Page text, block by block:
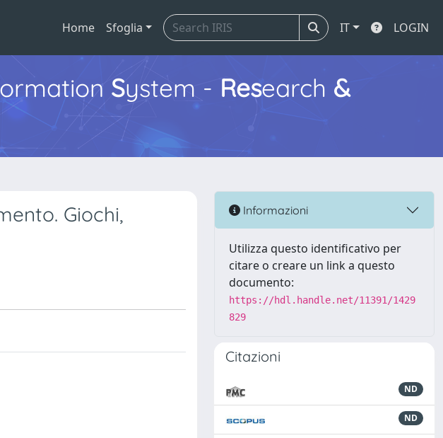
Home Sfoglia IT LOGIN
System - Research &
Giochi,
Informazioni
Utilizza questo identificativo per
citare o creare un link a questo
documento:
https://hdl.handle.net/11391/1429
829
Citazioni
ND
ND